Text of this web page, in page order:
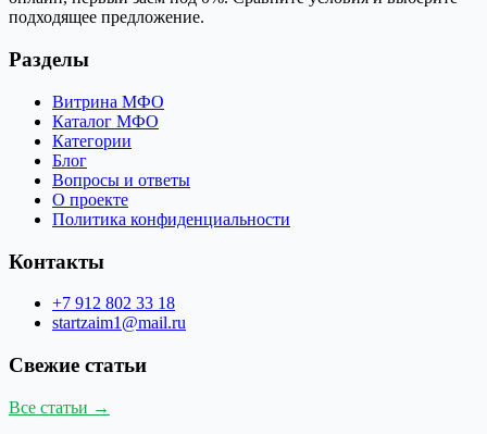
подходящее предложение.
Разделы
Витрина МФО
Каталог МФО
Категории
Блог
Вопросы и ответы
О проекте
Политика конфиденциальности
Контакты
+7 912 802 33 18
startzaim1@mail.ru
Свежие статьи
Все статьи →